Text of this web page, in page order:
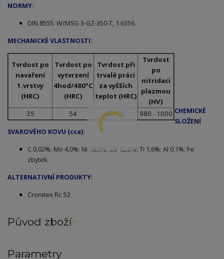
NORMY:
DIN 8555: W/MSG 3-GZ-350-T, 1.6356.
MECHANICKÉ VLASTNOSTI:
Tvrdost po
navaření
1.vrstvy
(HRC)
Tvrdost po
vytvrzení
4hod/480°C
(HRC)
Tvrdost při
trvalé práci
za vyšších
teplot (HRC)
Tvrdost
po
nitridaci
plazmou
(HV)
35
54 do 58 980 - 1000 CHEMICKÉ
SLOŽENÍ
SVAROVÉHO KOVU (cca):
C 0,02%; Mo 4,0%; Ni 18,0%; Co 12,0%; Ti 1,6%; Al 0,1%; Fe
zbytek.
ALTERNATIVNÍ PRODUKTY:
Cronitex Rc 52
Původ zboží
Parametry